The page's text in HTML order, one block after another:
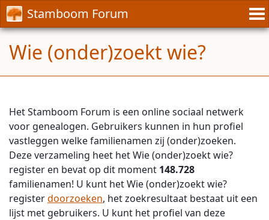
Stamboom Forum
Wie (onder)zoekt wie?
Het Stamboom Forum is een online sociaal netwerk
voor genealogen. Gebruikers kunnen in hun profiel
vastleggen welke familienamen zij (onder)zoeken.
Deze verzameling heet het Wie (onder)zoekt wie?
register en bevat op dit moment 148.728
familienamen! U kunt het Wie (onder)zoekt wie?
registerdoorzoeken, het zoekresultaat bestaat uit een
lijst met gebruikers. U kunt het profiel van deze